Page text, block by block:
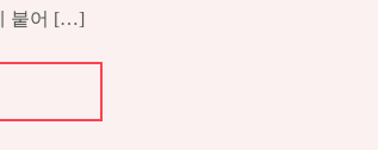
붙어 […]